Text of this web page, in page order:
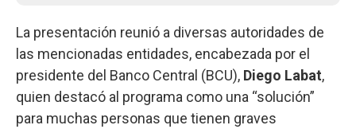
La presentación reunió a diversas autoridades de
las mencionadas entidades, encabezada por el
presidente del Banco Central (BCU), Diego Labat,
quien destacó al programa como una “solución”
para muchas personas que tienen graves